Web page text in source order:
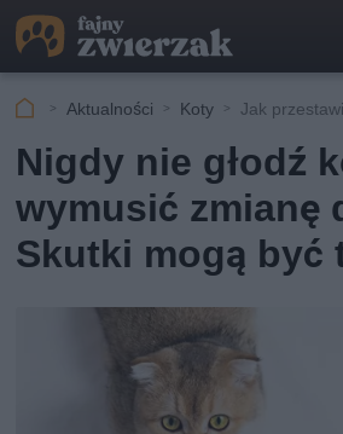
Aktualności Koty Jak
Nigdy nie głodź
wymusić zmianę
Skutki mogą być